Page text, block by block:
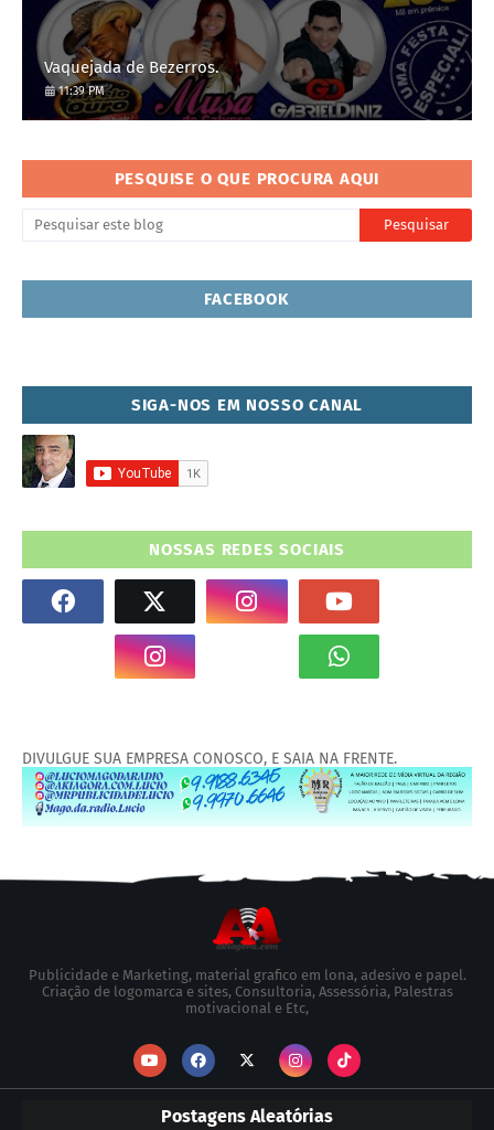
Vaquejada de Bezerros.
11:39 PM
PESQUISE O QUE PROCURA AQUI
FACEBOOK
SIGA-NOS EM NOSSO CANAL
NOSSAS REDES SOCIAIS
DIVULGUE SUA EMPRESA CONOSCO, E SAIA NA FRENTE.
Publicidade e Marketing, material grafico em lona, adesivo e papel.
Criação de logomarca e sites, Consultoria, Assessória, Palestras
motivacional e Etc,
Postagens Aleatórias